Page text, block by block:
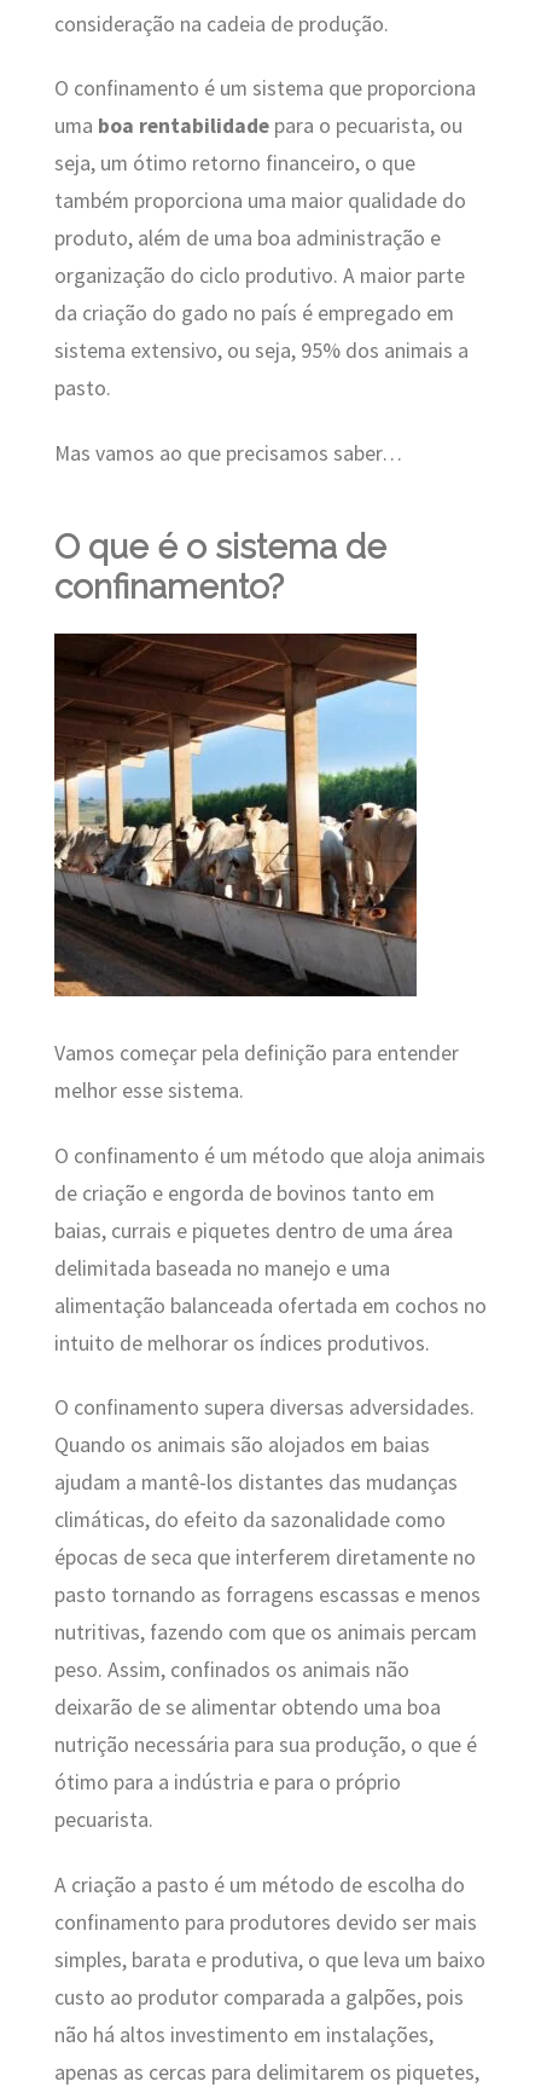
consideração na cadeia de produção.
O confinamento é um sistema que proporciona
uma boa rentabilidadepara o pecuarista, ou
seja, um ótimo retorno financeiro, o que
também proporciona uma maior qualidade do
produto, além de uma boa administração e
organização do ciclo produtivo. A maior parte
da criação do gado no país é empregado em
sistema extensivo, ou seja, 95% dos animais a
pasto.
Mas vamos ao que precisamos saber…
O que é o sistema de
confinamento?
Vamos começar pela definição para entender
melhor esse sistema.
O confinamento é um método que aloja animais
de criação e engorda de bovinos tanto em
baias, currais e piquetes dentro de uma área
delimitada baseada no manejo e uma
alimentação balanceada ofertada em cochos no
intuito de melhorar os índices produtivos.
O confinamento supera diversas adversidades.
Quando os animais são alojados em baias
ajudam a mantê-los distantes das mudanças
climáticas, do efeito da sazonalidade como
épocas de seca que interferem diretamente no
pasto tornando as forragens escassas e menos
nutritivas, fazendo com que os animais percam
peso. Assim, confinados os animais não
deixarão de se alimentar obtendo uma boa
nutrição necessária para sua produção, o que é
ótimo para a indústria e para o próprio
pecuarista.
A criação a pasto é um método de escolha do
confinamento para produtores devido ser mais
simples, barata e produtiva, o que leva um baixo
custo ao produtor comparada a galpões, pois
não há altos investimento em instalações,
apenas as cercas para delimitarem os piquetes,